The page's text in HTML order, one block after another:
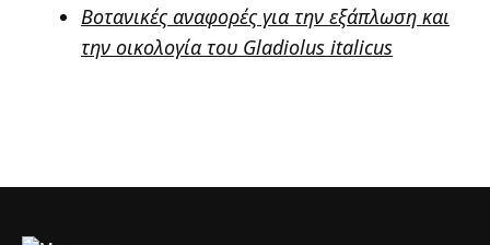
Βοτανικές αναφορές για την εξάπλωση και
την οικολογία του Gladiolus italicus